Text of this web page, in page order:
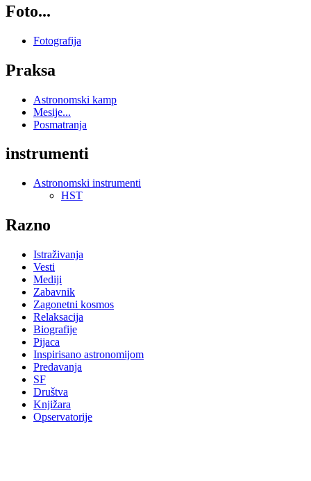
Foto...
Fotografija
Praksa
Astronomski kamp
Mesije...
Posmatranja
instrumenti
Astronomski instrumenti
HST
Razno
Istraživanja
Vesti
Mediji
Zabavnik
Zagonetni kosmos
Relaksacija
Biografije
Pijaca
Inspirisano astronomijom
Predavanja
SF
Društva
Knjižara
Opservatorije